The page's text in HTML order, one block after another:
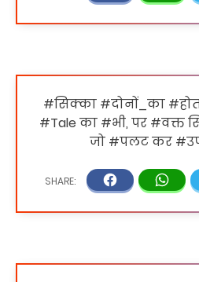
#सिक्का #दोनों_का
#Tale का #भी, पर #वक्त
जो #पलट कर